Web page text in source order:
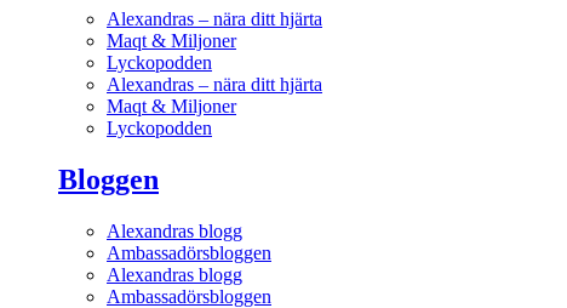
Alexandras – nära ditt hjärta
Maqt & Miljoner
Lyckopodden
Alexandras – nära ditt hjärta
Maqt & Miljoner
Lyckopodden
Bloggen
Alexandras blogg
Ambassadörsbloggen
Alexandras blogg
Ambassadörsbloggen